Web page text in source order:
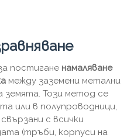
постигане намаляване
между заземени метални
земята. Този метод се
или в полупроводници,
с всички
(тръби, корпуси на